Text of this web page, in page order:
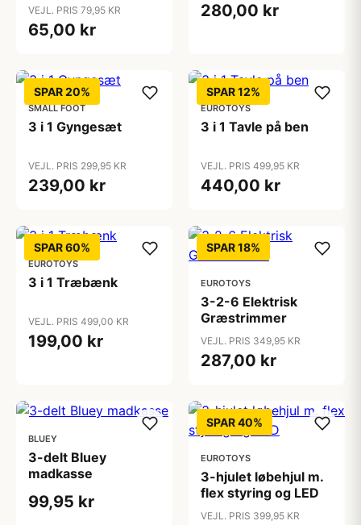
VEJL. PRIS 79,95 KR
65,00 kr
280,00 kr
SPAR 20%
SMALL FOOT
3 i 1 Gyngesæt
VEJL. PRIS 299,95 KR
239,00 kr
SPAR 12%
EUROTOYS
3 i 1 Tavle på ben
VEJL. PRIS 499,95 KR
440,00 kr
SPAR 60%
EUROTOYS
3 i 1 Træbænk
VEJL. PRIS 499,00 KR
199,00 kr
SPAR 18%
EUROTOYS
3-2-6 Elektrisk
Græstrimmer
VEJL. PRIS 349,95 KR
287,00 kr
BLUEY
3-delt Bluey
madkasse
99,95 kr
SPAR 40%
EUROTOYS
3-hjulet løbehjul m.
flex styring og LED
VEJL. PRIS 399,95 KR